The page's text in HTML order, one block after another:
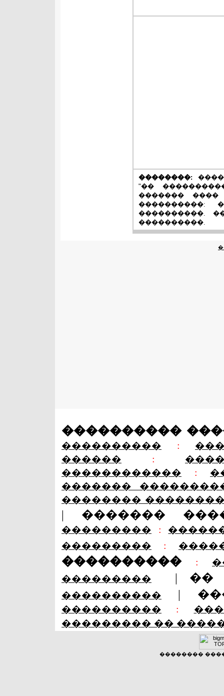
��������:
"��
������� ����
����������:
����������.
����������.
����������
���������� :
������ :
������������ :
�������
��������
| �������
��������� :
��������� :
���������� :
���������
| ��
���������� |
���������� :
��������� ��
��������